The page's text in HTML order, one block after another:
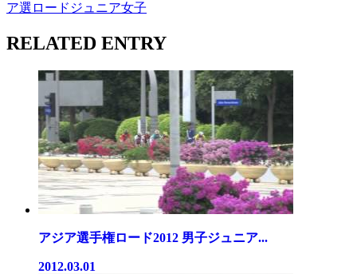
ア選ロードジュニア女子
RELATED ENTRY
アジア選手権ロード2012 男子ジュニア...
2012.03.01